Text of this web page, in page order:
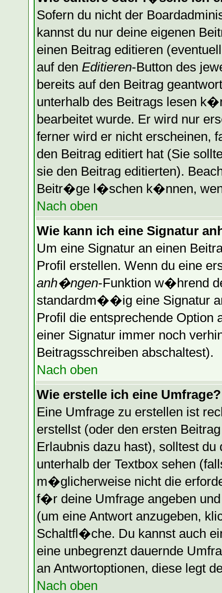
Sofern du nicht der
kannst du nur deine eigenen
einen Beitrag editieren
auf den Editieren-Button des
bereits auf den Beitrag
unterhalb des Beitrags lesen
bearbeitet wurde. Er wird nur
ferner wird er nicht erscheinen,
den Beitrag editiert hat (Sie
sie den Beitrag editierten).
Beitr�ge l�schen k�nnen,
Nach oben
Wie kann ich eine Signatur
Um eine Signatur an einen
Profil erstellen. Wenn du eine
anh�ngen-Funktion w�hrend
standardm��ig eine Signatur
Profil die entsprechende
einer Signatur immer noch
Beitragsschreiben abschaltest).
Nach oben
Wie erstelle ich eine Umfrage?
Eine Umfrage zu erstellen ist
erstellst (oder den ersten
Erlaubnis dazu hast), solltest du
unterhalb der Textbox sehen
m�glicherweise nicht die
f�r deine Umfrage angeben
(um eine Antwort anzugeben,
Schaltfl�che. Du kannst auch
eine unbegrenzt dauernde
an Antwortoptionen, diese legt
Nach oben